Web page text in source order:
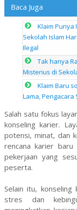
Baca Juga
Klaim Punya
Sekolah Islam
Ilegal
Tak hanya
Misterius di
Klaim Baru
Lama,
Salah satu fokus
konseling karier.
potensi, minat, dan
rencana karier
pekerjaan yang
peserta.
Selain itu,
stres dan